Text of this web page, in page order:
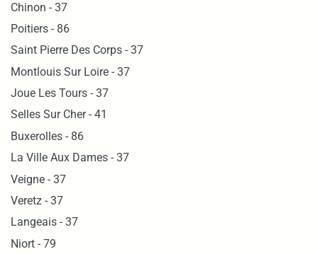
Chinon - 37
Poitiers - 86
Saint Pierre Des Corps - 37
Montlouis Sur Loire - 37
Joue Les Tours - 37
Selles Sur Cher - 41
Buxerolles - 86
La Ville Aux Dames - 37
Veigne - 37
Veretz - 37
Langeais - 37
Niort - 79